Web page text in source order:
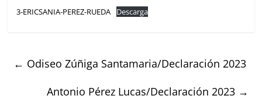
3-ERICSANIA-PEREZ-RUEDA Descarga
← Odiseo Zúñiga Santamaria/Declaración 2023
Antonio Pérez Lucas/Declaración 2023 →